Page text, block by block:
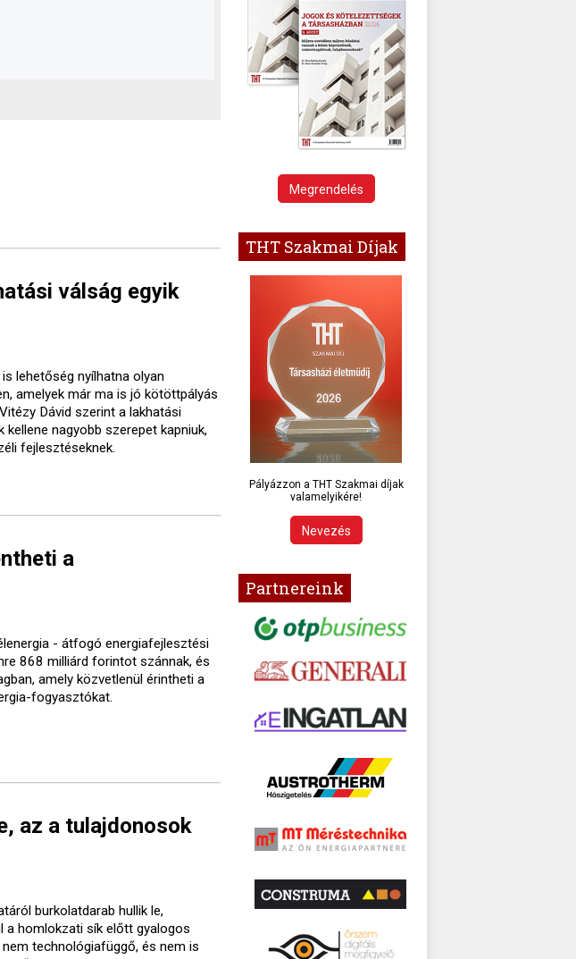
válság egyik
lehetőség nyílhatna olyan
amelyek már ma is jó kötöttpályás
Dávid szerint a lakhatási
kellene nagyobb szerepet kapniuk,
fejlesztéseknek.
a
- átfogó energiafejlesztési
868 milliárd forintot szánnak, és
amely közvetlenül érintheti a
fogyasztókat.
az a tulajdonosok
burkolatdarab hullik le,
a homlokzati sík előtt gyalogos
technológiafüggő, és nem is
Megrendelés
THT Szakmai Díjak
Pályázzon a THT Szakmai díjak
valamelyikére!
Nevezés
Partnereink